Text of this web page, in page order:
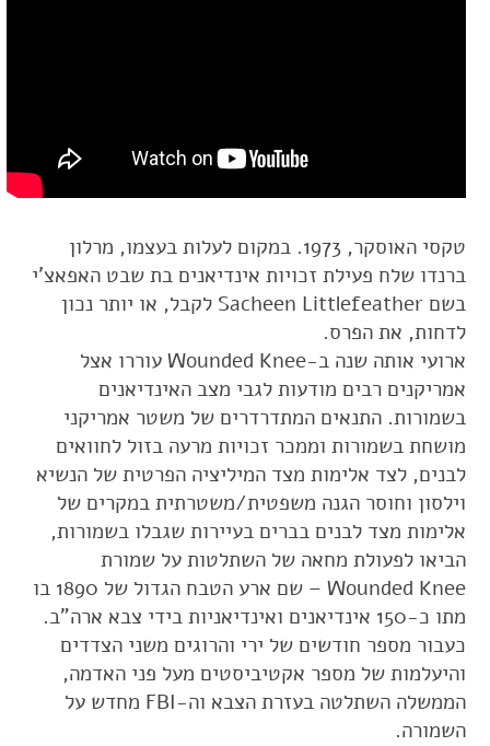
טקסי האוסקר, 1973. במקום לעלות בעצמו, מרלון
ברנדו שלח פעילת זכויות אינדיאנים בת שבט האפאצ'י
בשם Sacheen Littlefeather לקבל, או יותר נכון
לדחות, את הפרס.
ארועי אותה שנה ב-Wounded Knee עוררו אצל
אמריקנים רבים מודעות לגבי מצב האינדיאנים
בשמורות. התנאים המתדרדרים של משטר אמריקני
מושחת בשמורות וממכר זכויות מרעה בזול לחוואים
לבנים, לצד אלימות מצד המיליציה הפרטית של הנשיא
וילסון וחוסר הגנה משפטית/משטרתית במקרים של
אלימות מצד לבנים בברים בעיירות שגבלו בשמורות,
הביאו לפעולת מחאה של השתלטות על שמורת
Wounded Knee – שם ארע הטבח הגדול של 1890 בו
מתו כ-150 אינדיאנים ואינדיאניות בידי צבא ארה"ב.
כעבור מספר חודשים של ירי והרוגים משני הצדדים
והיעלמות של מספר אקטיביסטים מעל פני האדמה,
הממשלה השתלטה בעזרת הצבא וה-FBI מחדש על
השמורה.